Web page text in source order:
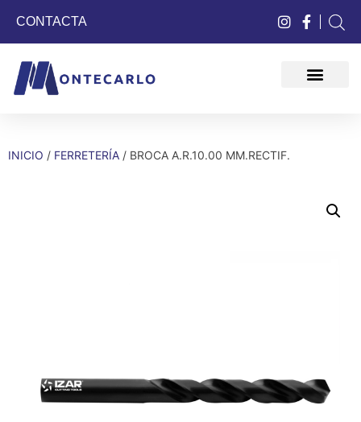
CONTACTA
INICIO / FERRETERÍA / BROCA A.R.10.00 MM.RECTIF.